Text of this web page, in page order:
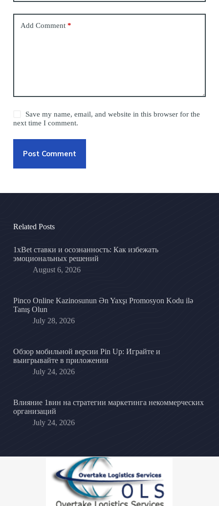
Add Comment*
Save my name, email, and website in this browser for the
next time I comment.
Post Comment
Related Posts
1xBet ставки и осознанность: Как избежать
эмоциональных решений
August 6, 2026
Pinco Online Kazinosunun Ən Yaxşı Promosyon Kodu ilə
Tanış Olun
July 28, 2026
Обзор мобильной версии Pin Up: Играйте и
выигрывайте в приложении
July 24, 2026
Влияние 1вин на стратегии маркетинга некоммерческих
организаций
July 24, 2026